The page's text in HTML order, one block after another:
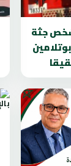
شخص جثة